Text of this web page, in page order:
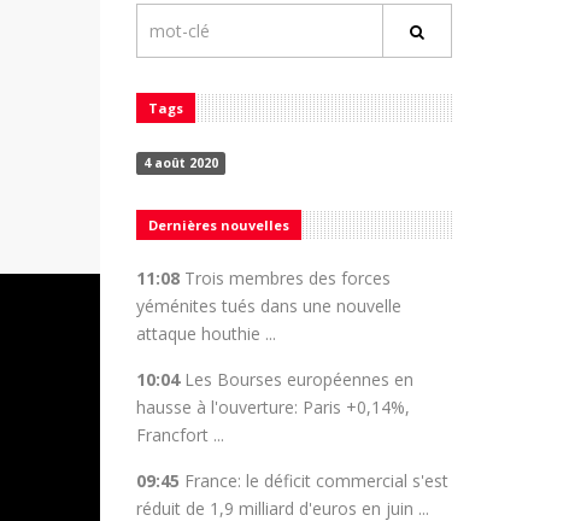
Tags
4 août 2020
Dernières nouvelles
11:08 Trois membres des forces
yéménites tués dans une nouvelle
attaque houthie ...
10:04 Les Bourses européennes en
hausse à l'ouverture: Paris +0,14%,
Francfort ...
09:45 France: le déficit commercial s'est
réduit de 1,9 milliard d'euros en juin ...